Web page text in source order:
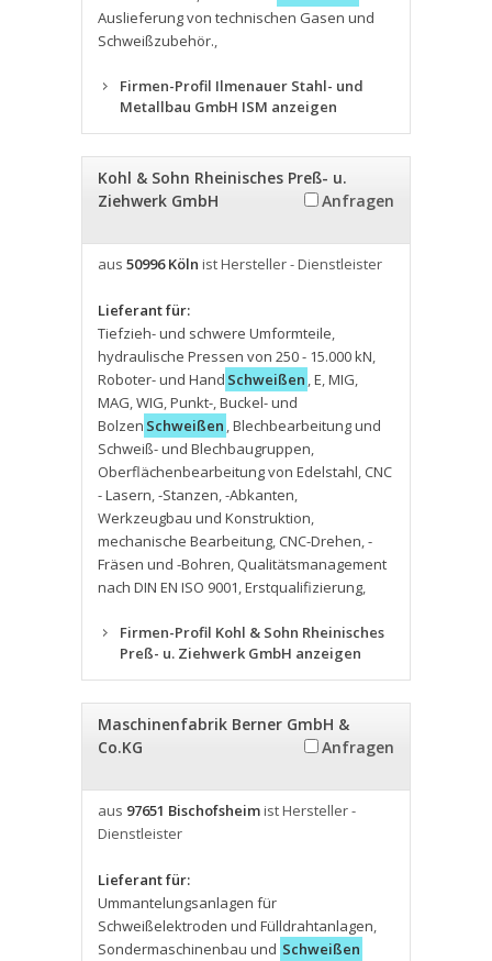
Auslieferung von technischen Gasen und
Schweißzubehör.,
Firmen-Profil Ilmenauer Stahl- und
Metallbau GmbH ISM anzeigen
Kohl & Sohn Rheinisches Preß- u.
Ziehwerk GmbH
Anfragen
aus 50996 Köln ist Hersteller - Dienstleister
Lieferant für:
Tiefzieh- und schwere Umformteile,
hydraulische Pressen von 250 - 15.000 kN,
Roboter- und Hand Schweißen ,E,MIG,
MAG,WIG,Punkt-,Buckel- und
Bolzen Schweißen ,Blechbearbeitung und
Schweiß- und Blechbaugruppen,
Oberflächenbearbeitung von Edelstahl, CNC
- Lasern,-Stanzen,-Abkanten,
Werkzeugbau und Konstruktion,
mechanische Bearbeitung, CNC-Drehen,-
Fräsen und -Bohren, Qualitätsmanagement
nach DIN EN ISO 9001,Erstqualifizierung,
Firmen-Profil Kohl & Sohn Rheinisches
Preß- u. Ziehwerk GmbH anzeigen
Maschinenfabrik Berner GmbH &
Co.KG
Anfragen
aus 97651 Bischofsheimist Hersteller -
Dienstleister
Lieferant für:
Ummantelungsanlagen für
Schweißelektroden und Fülldrahtanlagen,
Sondermaschinenbau und Schweißen